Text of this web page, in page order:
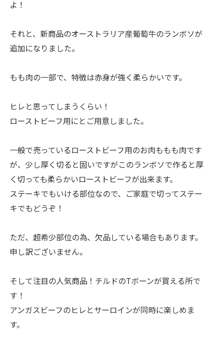
よ！
それと、新商品のオーストラリア産葡萄牛のランボソが
追加になりました。
もも肉の一部で、特徴は赤身が強く柔らかいです。
ヒレと思ってしまうくらい！
ローストビーフ用にとご用意しました。
一般で売っているローストビーフ用のお肉ももも肉です
が、少し厚く切ると固いですがこのランボソで作ると厚
く切っても柔らかいローストビーフが出来ます。
ステーキでもいける部位なので、ご家庭で切ってステー
キでもどうぞ！
ただ、超希少部位の為、欠品している場合もあります。
申し訳ございません。
そして注目の人気商品！チルドのTボーンが買える所で
す！
アンガスビーフのヒレとサーロインが同時に楽しめま
す。